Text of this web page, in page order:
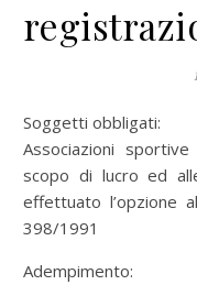
Soggetti obbligati:
Associazioni
scopo di lucro ed
effettuato l’opzione
398/1991
Adempimento: